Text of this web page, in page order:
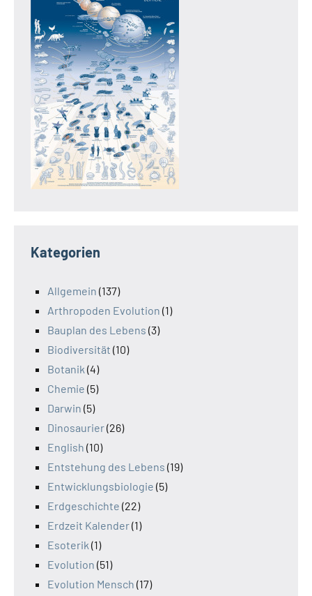
Kategorien
Allgemein (137)
Arthropoden Evolution (1)
Bauplan des Lebens (3)
Biodiversität (10)
Botanik (4)
Chemie (5)
Darwin (5)
Dinosaurier(26)
English (10)
Entstehung des Lebens (19)
Entwicklungsbiologie (5)
Erdgeschichte (22)
Erdzeit Kalender(1)
Esoterik (1)
Evolution (51)
Evolution Mensch (17)